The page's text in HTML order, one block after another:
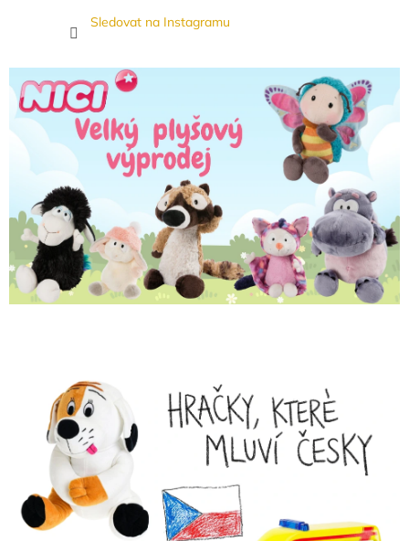
Sledovat na Instagramu